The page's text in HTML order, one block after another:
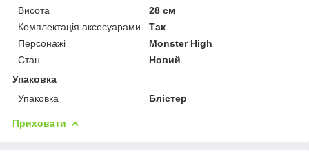
Висота
28 см
Комплектація аксесуарами
Так
Персонажі
Monster High
Стан
Новий
Упаковка
Упаковка
Блістер
Приховати